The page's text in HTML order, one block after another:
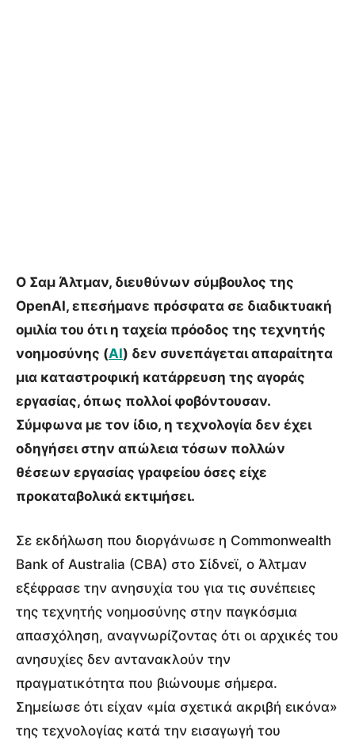
Ο Σαμ Άλτμαν, διευθύνων σύμβουλος της
OpenAI, επεσήμανε πρόσφατα σε διαδικτυακή
ομιλία του ότι η ταχεία πρόοδος της τεχνητής
νοημοσύνης (AI) δεν συνεπάγεται απαραίτητα
μια καταστροφική κατάρρευση της αγοράς
εργασίας, όπως πολλοί φοβόντουσαν.
Σύμφωνα με τον ίδιο, η τεχνολογία δεν έχει
οδηγήσει στην απώλεια τόσων πολλών
θέσεων εργασίας γραφείου όσες είχε
προκαταβολικά εκτιμήσει.
Σε εκδήλωση που διοργάνωσε η Commonwealth
Bank of Australia (CBA) στο Σίδνεϊ, ο Άλτμαν
εξέφρασε την ανησυχία του για τις συνέπειες
της τεχνητής νοημοσύνης στην παγκόσμια
απασχόληση, αναγνωρίζοντας ότι οι αρχικές του
ανησυχίες δεν αντανακλούν την
πραγματικότητα που βιώνουμε σήμερα.
Σημείωσε ότι είχαν «μία σχετικά ακριβή εικόνα»
της τεχνολογίας κατά την εισαγωγή του